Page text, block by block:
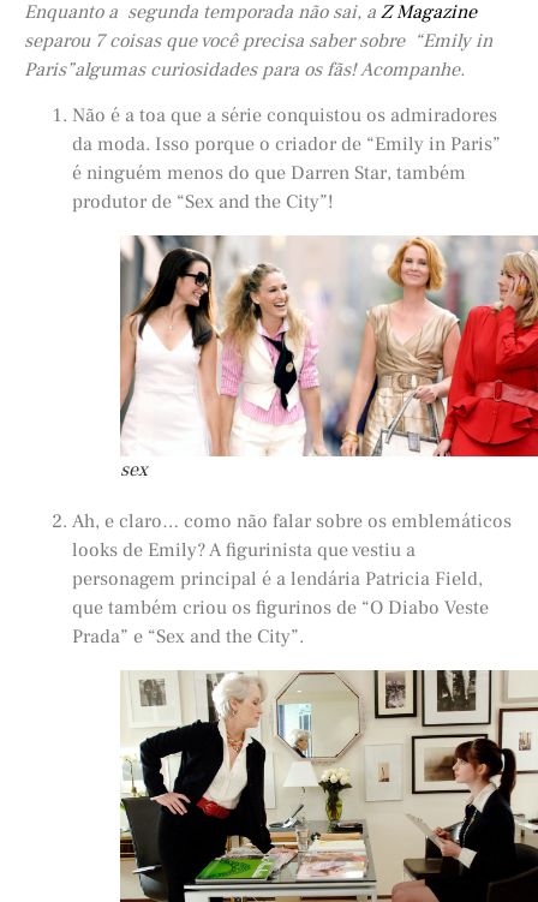
Enquanto a segunda temporada não sai, a Z Magazine
separou 7 coisas que você precisa saber sobre “Emily in
Paris”algumas curiosidades para os fãs! Acompanhe.
Não é a toa que a série conquistou os admiradores
da moda. Isso porque o criador de “Emily in Paris”
é ninguém menos do que Darren Star, também
produtor de “Sex and the City”!
sex
Ah, e claro… como não falar sobre os emblemáticos
looks de Emily? A figurinista que vestiu a
personagem principal é a lendária Patricia Field,
que também criou os figurinos de “O Diabo Veste
Prada” e “Sex and the City”.